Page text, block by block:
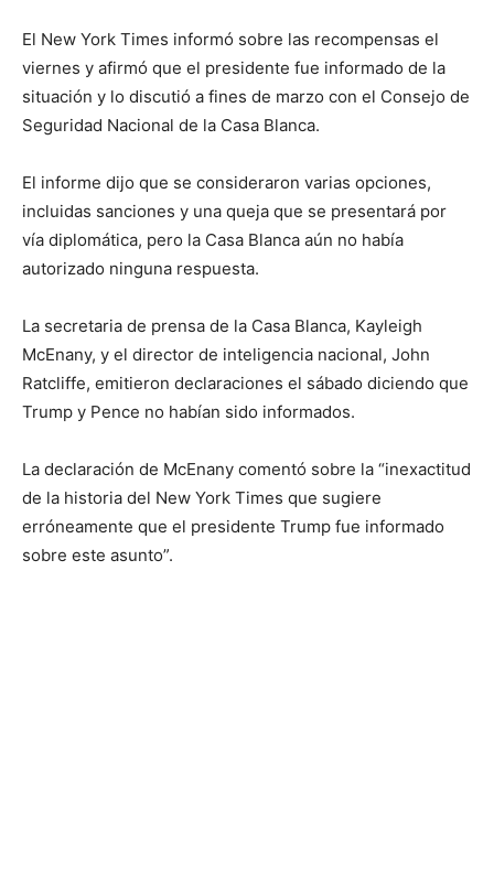
El New York Times informó sobre las recompensas el
viernes y afirmó que el presidente fue informado de la
situación y lo discutió a fines de marzo con el Consejo de
Seguridad Nacional de la Casa Blanca.
El informe dijo que se consideraron varias opciones,
incluidas sanciones y una queja que se presentará por
vía diplomática, pero la Casa Blanca aún no había
autorizado ninguna respuesta.
La secretaria de prensa de la Casa Blanca, Kayleigh
McEnany, y el director de inteligencia nacional, John
Ratcliffe, emitieron declaraciones el sábado diciendo que
Trump y Pence no habían sido informados.
La declaración de McEnany comentó sobre la “inexactitud
de la historia del New York Times que sugiere
erróneamente que el presidente Trump fue informado
sobre este asunto”.